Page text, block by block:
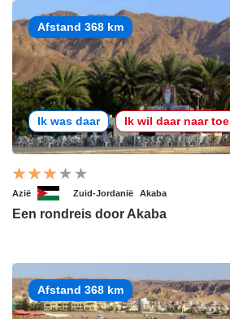
Afstand 368 km
Ik was daar Ik wil daar naar toe
Azië Zuid-Jordanië Akaba
Een rondreis door Akaba
Afstand 368 km